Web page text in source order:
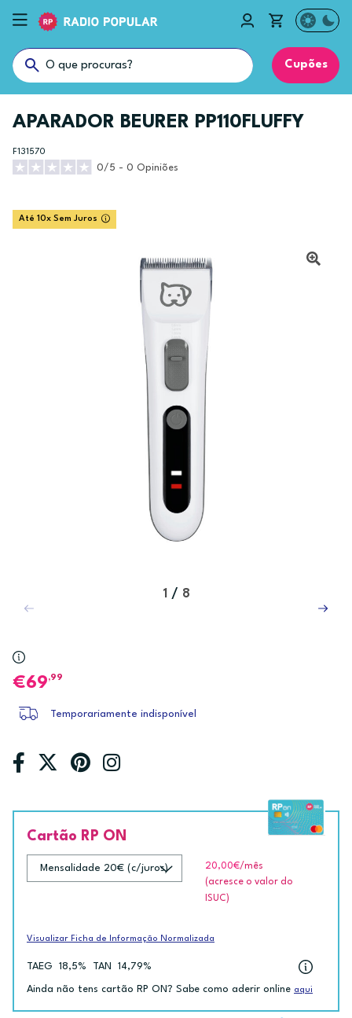
Cupões
APARADOR BEURER PP110FLUFFY
F131570
0/5 - 0 Opiniões
Até 10x Sem Juros
1 / 8
69,99
Temporariamente indisponível
Cartão RP ON
20,00€/mês
(acresce o valor do
ISUC)
Visualizar Ficha de Informação Normalizada
TAEG 18,5% TAN 14,79%
Ainda não tens cartão RP ON? Sabe como aderir online aqui